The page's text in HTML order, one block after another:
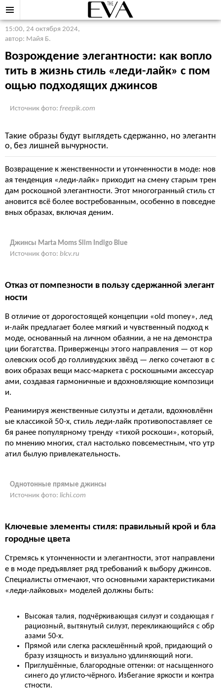
15:00, 24 октября 2024,
автор: Майя Б.
Возрождение элегантности: как вопло
тить в жизнь стиль «леди-лайк» с пом
ощью подходящих джинсов
Источник фото: freepik.com
Такие образы будут выглядеть сдержанно, но элегантн
о, без лишней вычурности.
Возвращение к женственности и утонченности в моде: нов
ая тенденция «леди-лайк» приходит на смену старым трен
дам роскошной элегантности. Этот многогранный стиль ст
ановится всё более востребованным, особенно в повседне
вных образах, включая деним.
Джинсы Marta Moms Slim Indigo Blue
Источник фото: blcv.ru
Отказ от помпезности в пользу сдержанной элегант
ности
В отличие от дорогостоящей концепции «old money», лед
и-лайк предлагает более мягкий и чувственный подход к
моде, основанный на личном обаянии, а не на демонстра
ции богатства. Приверженцы этого направления — от кор
олевских особ до голливудских звёзд — легко сочетают в с
воих образах вещи масс-маркета с роскошными аксессуар
ами, создавая гармоничные и вдохновляющие композици
и.
Реанимируя женственные силуэты и детали, вдохновлённ
ые классикой 50-х, стиль леди-лайк противопоставляет се
бя ранее популярному тренду «тихой роскоши», который,
по мнению многих, стал настолько повсеместным, что утр
атил былую привлекательность.
Однотонные прямые джинсы
Источник фото: lichi.com
Ключевые элементы стиля: правильный крой и бла
городные цвета
Стремясь к утонченности и элегантности, этот направлени
е в моде предъявляет ряд требований к выбору джинсов.
Специалисты отмечают, что основными характеристиками
«леди-лайковых» моделей должны быть:
Высокая талия, подчёркивающая силуэт и создающая г
рациозный, вытянутый силуэт, перекликающийся с обр
азами 50-х.
Прямой или слегка расклешённый крой, придающий о
бразу изящность и визуально удлиняющий ноги.
Приглушённые, благородные оттенки: от насыщенного
синего до углисто-чёрного. Избегание яркости и контра
стности.